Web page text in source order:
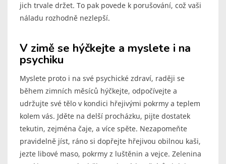
jich trvale držet. To pak povede k porušování, což vaši
náladu rozhodně nezlepší.
V zimě se hýčkejte a myslete i na
psychiku
Myslete proto i na své psychické zdraví, raději se
během zimních měsíců hýčkejte, odpočívejte a
udržujte své tělo v kondici hřejivými pokrmy a teplem
kolem vás. Jděte na delší procházku, pijte dostatek
tekutin, zejména čaje, a více spěte. Nezapomeňte
pravidelně jíst, ráno si dopřejte hřejivou obilnou kaši,
jezte libové maso, pokrmy z luštěnin a vejce. Zelenina